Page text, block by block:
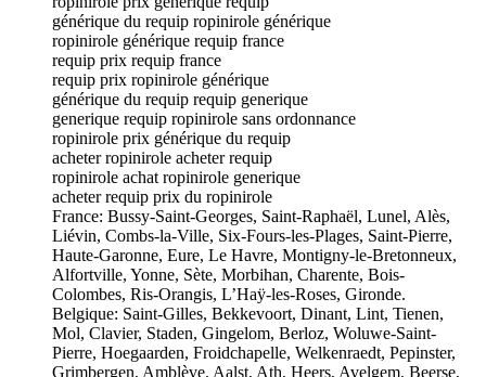
générique du requip ropinirole générique
ropinirole générique requip france
requip prix requip france
requip prix ropinirole générique
générique du requip requip generique
generique requip ropinirole sans ordonnance
ropinirole prix générique du requip
acheter ropinirole acheter requip
ropinirole achat ropinirole generique
acheter requip prix du ropinirole
France: Bussy-Saint-Georges, Saint-Raphaël, Lunel, Alès,
Liévin, Combs-la-Ville, Six-Fours-les-Plages, Saint-Pierre,
Haute-Garonne, Eure, Le Havre, Montigny-le-Bretonneux,
Alfortville, Yonne, Sète, Morbihan, Charente, Bois-
Colombes, Ris-Orangis, L’Haÿ-les-Roses, Gironde.
Belgique: Saint-Gilles, Bekkevoort, Dinant, Lint, Tienen,
Mol, Clavier, Staden, Gingelom, Berloz, Woluwe-Saint-
Pierre, Hoegaarden, Froidchapelle, Welkenraedt, Pepinster,
Grimbergen, Amblève, Aalst, Ath, Heers, Avelgem, Beerse,